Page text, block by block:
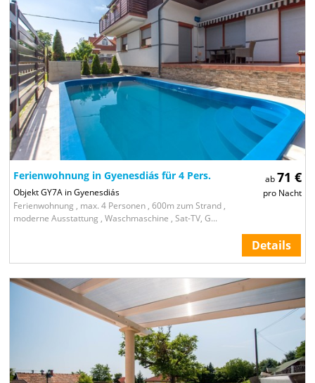
ab71 €
pro Nacht
Ferienwohnung in Gyenesdiás für 4 Pers.
Objekt GY7A in Gyenesdiás
Ferienwohnung , max. 4 Personen , 600m zum Strand ,
moderne Ausstattung , Waschmaschine , Sat-TV, G...
Details